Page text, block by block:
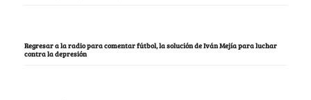
Regresar a la radio para comentar fútbol, la solución de Iván Mejía para luchar
contra la depresión